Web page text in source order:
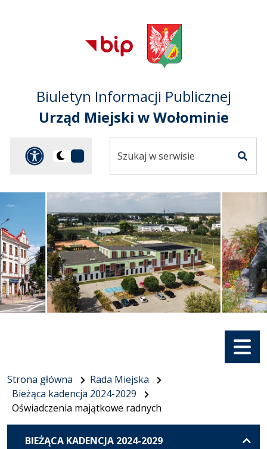
Przejdź do
głównego menu
Przejdź do treści
Przejdź do mapy
serwisu
Biuletyn Informacji Publicznej
Urząd Miejski w Wołominie
Panel dostosowania
Przełącz
ciemną
serwisie
Menu
Strona główna
Rada Miejska
Bieżąca kadencja 2024-2029
Oświadczenia majątkowe radnych
BIEŻĄCA KADENCJA 2024-2029